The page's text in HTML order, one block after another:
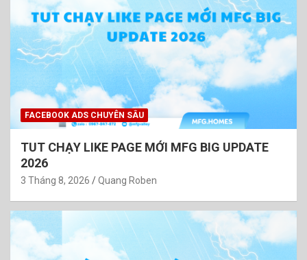
FACEBOOK ADS CHUYÊN SÂU
TUT CHẠY LIKE PAGE MỚI MFG BIG UPDATE
2026
3 Tháng 8, 2026 Quang Roben